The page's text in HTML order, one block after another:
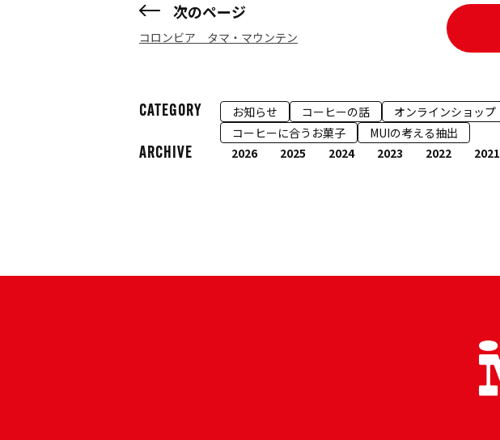
次のページ
コロンビア タマ・マウンテン
CATEGORY お知らせ コーヒーの話 オンラインショップ
コーヒーに合うお菓子
MUIの考える抽出
ARCHIVE
2026 2025 2024 2023 2022 2021